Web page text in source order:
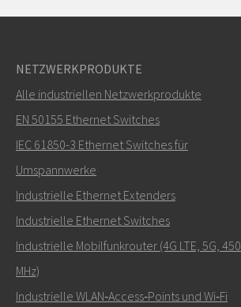
NETZWERKPRODUKTE
Alle industriellen Netzwerkprodukte
EN 50155 Ethernet Switches
IEC 61850-3 Ethernet Switches für
Umspannwerke
Industrielle Ethernet Extenders
Industrielle Ethernet Switches
Industrielle Mobilfunkrouter (4G LTE, 5G, 450
MHz)
Industrielle WLAN‑Access‑Points und Wi‑Fi